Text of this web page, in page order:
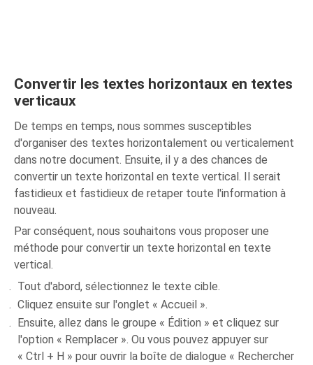
Convertir les textes horizontaux en textes
verticaux
De temps en temps, nous sommes susceptibles
d'organiser des textes horizontalement ou verticalement
dans notre document. Ensuite, il y a des chances de
convertir un texte horizontal en texte vertical. Il serait
fastidieux et fastidieux de retaper toute l'information à
nouveau.
Par conséquent, nous souhaitons vous proposer une
méthode pour convertir un texte horizontal en texte
vertical.
Tout d'abord, sélectionnez le texte cible.
Cliquez ensuite sur l'onglet « Accueil ».
Ensuite, allez dans le groupe « Édition » et cliquez sur
l'option « Remplacer ». Ou vous pouvez appuyer sur
« Ctrl + H » pour ouvrir la boîte de dialogue « Rechercher